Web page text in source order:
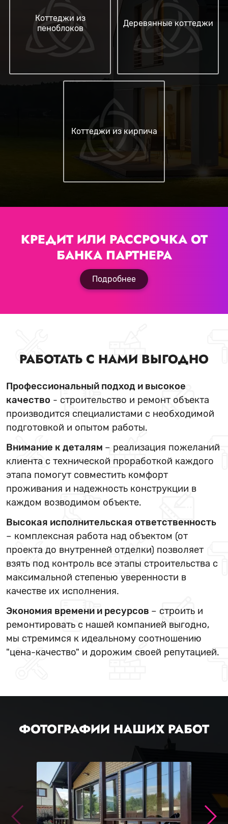
Коттеджи из
пеноблоков
Деревянные коттеджи
Коттеджи из кирпича
КРЕДИТ ИЛИ РАССРОЧКА ОТ
БАНКА ПАРТНЕРА
Подробнее
РАБОТАТЬ С НАМИ ВЫГОДНО
Профессиональный подход и высокое
качество - строительство и ремонт объекта
производится специалистами с необходимой
подготовкой и опытом работы.
Внимание к деталям – реализация пожеланий
клиента с технической проработкой каждого
этапа помогут совместить комфорт
проживания и надежность конструкции в
каждом возводимом объекте.
Высокая исполнительская ответственность
– комплексная работа над объектом (от
проекта до внутренней отделки) позволяет
взять под контроль все этапы строительства с
максимальной степенью уверенности в
качестве их исполнения.
Экономия времени и ресурсов – строить и
ремонтировать с нашей компанией выгодно,
мы стремимся к идеальному соотношению
"цена-качество" и дорожим своей репутацией.
ФОТОГРАФИИ НАШИХ РАБОТ